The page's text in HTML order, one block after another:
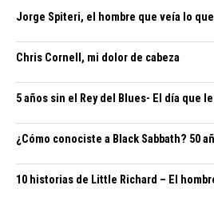
Jorge Spiteri, el hombre que veía lo
Chris Cornell, mi dolor de cabeza
5 años sin el Rey del Blues- El día que
¿Cómo conociste a Black Sabbath? 50
10 historias de Little Richard – El